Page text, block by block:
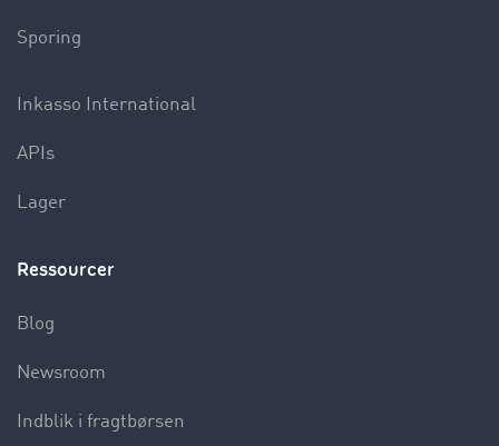
Sporing
Inkasso International
APIs
Lager
Ressourcer
Blog
Newsroom
Indblik i fragtbørsen